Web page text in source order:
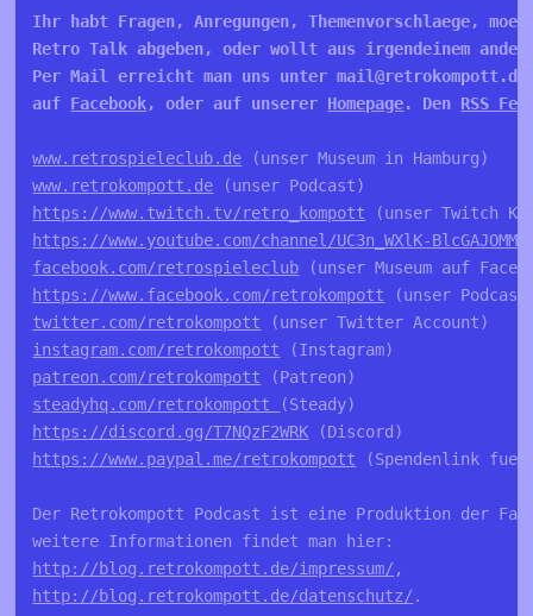
Ihr habt Fragen, Anregungen, Themenvorschlaege,
Retro Talk abgeben, oder wollt aus irgendeinem
Per Mail erreicht man uns unter
auf Facebook, oder auf unserer Homepage. Den RSS
www.retrospieleclub.de
www.retrokompott.de
https://www.twitch.tv/retro_kompott
https://www.youtube.com/channel/UC3n_WXlK-
facebook.com/retrospieleclub
https://www.facebook.com/retrokompott
twitter.com/retrokompott
instagram.com/retrokompott
patreon.com/retrokompott
steadyhq.com/retrokompott
https://discord.gg/T7NQzF2WRK
https://www.paypal.me/retrokompott (Spendenlink
Der Retrokompott Podcast ist eine Produktion der
http://blog.retrokompott.de/impressum/
http://blog.retrokompott.de/datenschutz/ .